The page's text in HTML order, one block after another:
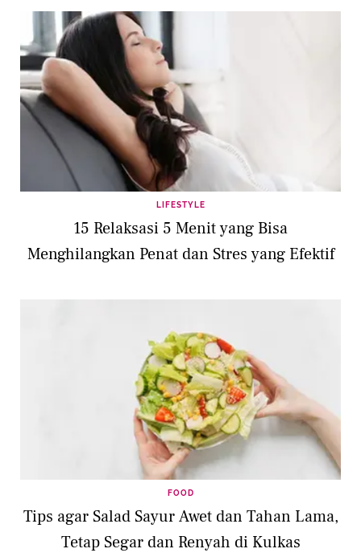
LIFESTYLE
15 Relaksasi 5 Menit yang Bisa
Menghilangkan Penat dan Stres yang Efektif
FOOD
Tips agar Salad Sayur Awet dan Tahan Lama,
Tetap Segar dan Renyah di Kulkas